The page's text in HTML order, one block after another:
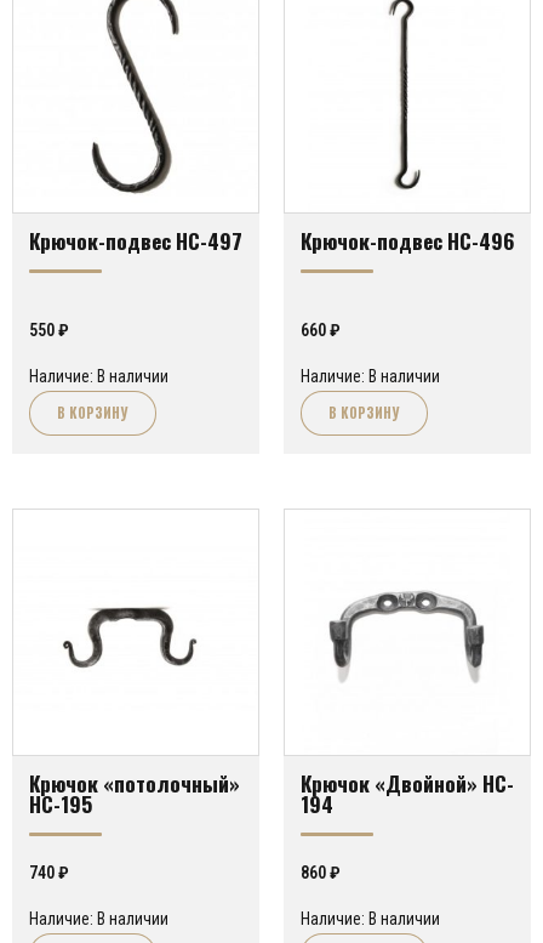
Крючок-подвес HC-497
550₽
Наличие: В наличии
В КОРЗИНУ
Крючок-подвес HC-496
660₽
Наличие: В наличии
В КОРЗИНУ
Крючок «потолочный»
HC-195
740₽
Наличие: В наличии
Крючок «Двойной» HC-
194
860₽
Наличие: В наличии